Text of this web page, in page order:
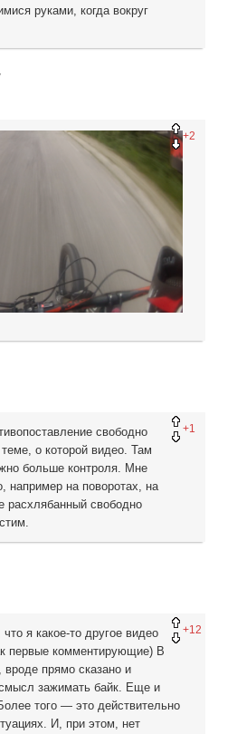
руками, когда вокруг
+2
+1
свободно
о которой видео. Там
больше контроля. Мне
например на поворотах, на
расхлябанный свободно
+12
я какое-то другое видео
первые комментирующие) В
прямо сказано и
смысл зажимать байк. Еще и
того — это действительно
И, при этом, нет